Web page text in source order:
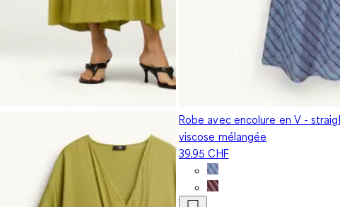
Robe avec encolure en V -
viscose mélangée
39.95 CHF